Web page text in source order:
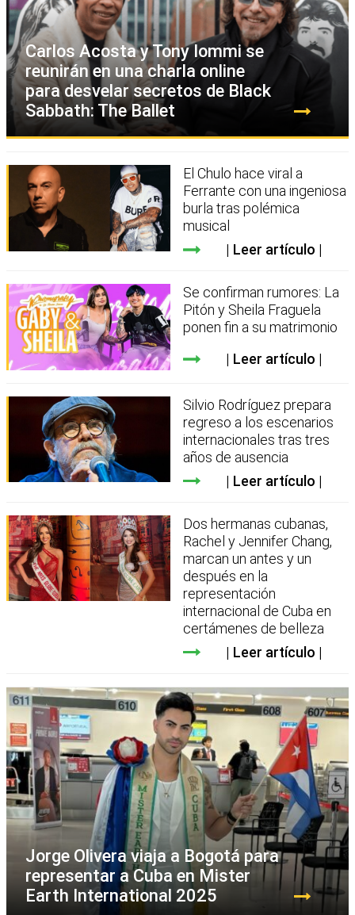
Carlos Acosta y Tony Iommi se
reunirán en una charla online
para desvelar secretos de Black
Sabbath: The Ballet
El Chulo hace viral a
Ferrante con una ingeniosa
burla tras polémica
musical
Leer artículo
Se confirman rumores: La
Pitón y Sheila Fraguela
ponen fin a su matrimonio
Leer artículo
Silvio Rodríguez prepara
regreso a los escenarios
internacionales tras tres
años de ausencia
Leer artículo
Dos hermanas cubanas,
Rachel y Jennifer Chang,
marcan un antes y un
después en la
representación
internacional de Cuba en
certámenes de belleza
Leer artículo
Jorge Olivera viaja a Bogotá para
representar a Cuba en Mister
Earth International 2025